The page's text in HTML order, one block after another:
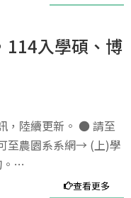
114入學碩、博
，陸續更新。 ● 請至
至農園系系網→ (上)學
。…
查看更多